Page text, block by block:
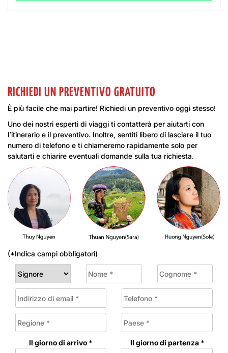
RICHIEDI UN PREVENTIVO GRATUITO
È più facile che mai partire! Richiedi un preventivo oggi stesso!
Uno dei nostri esperti di viaggi ti contatterà per aiutarti con
l’itinerario e il preventivo. Inoltre, sentiti libero di lasciare il tuo
numero di telefono e ti chiameremo rapidamente solo per
salutarti e chiarire eventuali domande sulla tua richiesta.
(*Indica campi obbligatori)
Il giorno di arrivo * Il giorno di partenza *